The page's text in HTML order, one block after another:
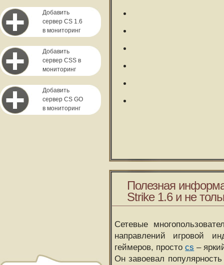
Добавить
сервер CS 1.6
в мониторинг
Добавить
сервер CSS в
мониторинг
Добавить
сервер CS GO
в мониторинг
Полезная
Strike 1.6 и не
Сетевые
направлений игровой
геймеров, простоcs –
Он завоевал